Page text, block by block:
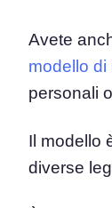
Avete
modello di
personali
Il modello
diverse